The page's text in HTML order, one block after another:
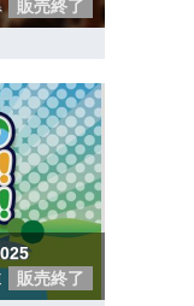
販売終了
販売終了